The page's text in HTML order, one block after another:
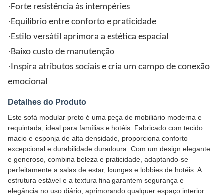
·Forte resistência às intempéries
·Equilíbrio entre conforto e praticidade
·Estilo versátil aprimora a estética espacial
·Baixo custo de manutenção
·Inspira atributos sociais e cria um campo de conexão
emocional
Detalhes do Produto
Este sofá modular preto é uma peça de mobiliário moderna e
requintada, ideal para famílias e hotéis. Fabricado com tecido
macio e esponja de alta densidade, proporciona conforto
excepcional e durabilidade duradoura. Com um design elegante
e generoso, combina beleza e praticidade, adaptando-se
perfeitamente a salas de estar, lounges e lobbies de hotéis. A
estrutura estável e a textura fina garantem segurança e
elegância no uso diário, aprimorando qualquer espaço interior